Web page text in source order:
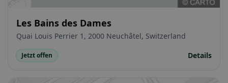
Les Bains des Dames
Quai Louis Perrier 1, 2000 Neuchâtel, Switzerland
Jetzt offen Details